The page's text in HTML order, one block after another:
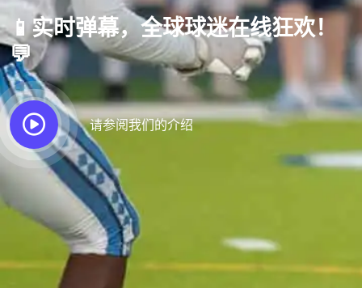
📱实时弹幕，全球球迷在线狂欢！
💬
请参阅我们的介绍